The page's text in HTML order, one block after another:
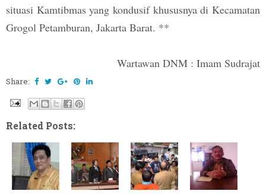
situasi Kamtibmas yang kondusif khususnya di Kecamatan
Grogol Petamburan, Jakarta Barat. **
Wartawan DNM : Imam Sudrajat
Share:
Related Posts: